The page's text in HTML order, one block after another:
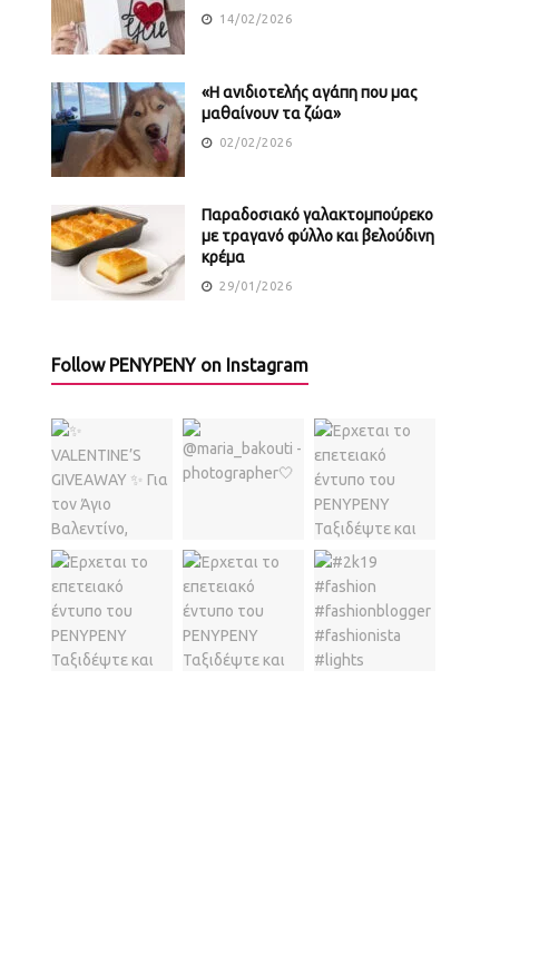
14/02/2026
«Η ανιδιοτελής αγάπη που μας
μαθαίνουν τα ζώα»
02/02/2026
Παραδοσιακό γαλακτομπούρεκο
με τραγανό φύλλο και βελούδινη
κρέμα
29/01/2026
Follow PENYPENY on Instagram